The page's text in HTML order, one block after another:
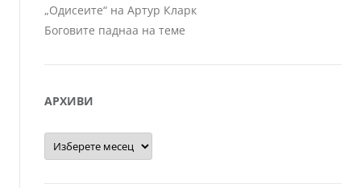
„Одисеите“ на Артур Кларк
Боговите паднаа на теме
АРХИВИ
Архиви